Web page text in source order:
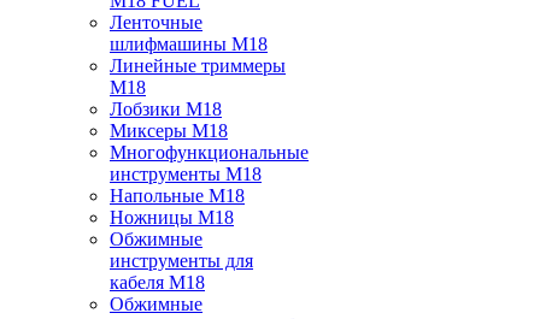
Ленточные
шлифмашины M18
Линейные триммеры
M18
Лобзики M18
Миксеры M18
Многофункциональные
инструменты M18
Напольные M18
Ножницы M18
Обжимные
инструменты для
кабеля M18
Обжимные